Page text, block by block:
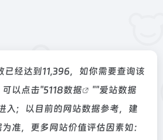
经达到11,396，如你需要查询该
以点击"5118数据 ""爱站数据
入；以目前的网站数据参考，建
准，更多网站价值评估因素如：